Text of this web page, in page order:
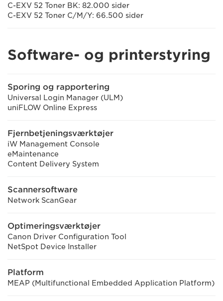
C-EXV 52 Toner BK: 82.000 sider
C-EXV 52 Toner C/M/Y: 66.500 sider
Software- og printerstyring
Sporing og rapportering
Universal Login Manager (ULM)
uniFLOW Online Express
Fjernbetjeningsværktøjer
iW Management Console
eMaintenance
Content Delivery System
Scannersoftware
Network ScanGear
Optimeringsværktøjer
Canon Driver Configuration Tool
NetSpot Device Installer
Platform
MEAP (Multifunctional Embedded Application Platform)